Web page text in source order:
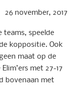
26 november, 2017
teams, speelde
koppositie. Ook
maat op de
met 27-17
bovenaan met